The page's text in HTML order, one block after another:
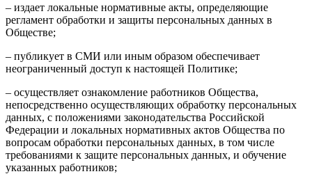
– издает локальные нормативные акты, определяющие
регламент обработки и защиты персональных данных в
Обществе;
– публикует в СМИ или иным образом обеспечивает
неограниченный доступ к настоящей Политике;
– осуществляет ознакомление работников Общества,
непосредственно осуществляющих обработку персональных
данных, с положениями законодательства Российской
Федерации и локальных нормативных актов Общества по
вопросам обработки персональных данных, в том числе
требованиями к защите персональных данных, и обучение
указанных работников;